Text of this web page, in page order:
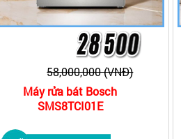
58,000,000 (VNĐ)
Máy rửa bát Bosch
SMS8TCI01E